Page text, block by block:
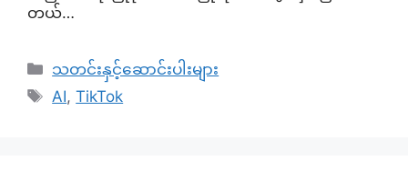
တယ်…
Categories
သတင်းနှင့်ဆောင်းပါးများ
Tags
AI,TikTok